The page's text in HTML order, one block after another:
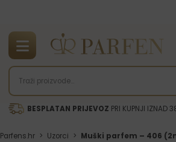
BESPLATAN PRIJEVOZ PRI KUPNJI IZNAD
Parfens.hr > Uzorci > Muški parfem – 406